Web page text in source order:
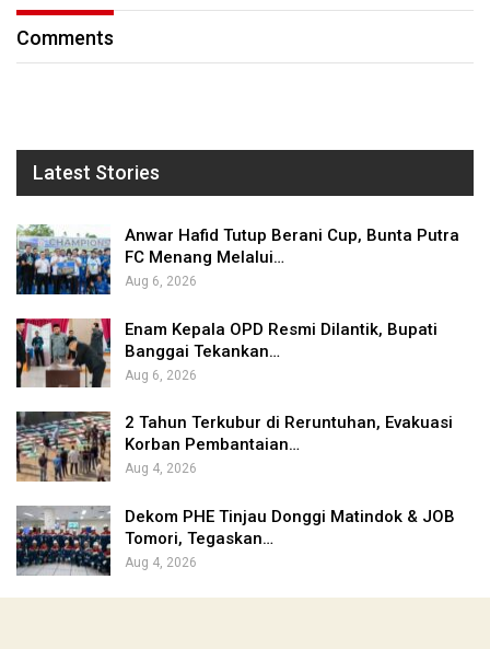
Comments
Latest Stories
Anwar Hafid Tutup Berani Cup, Bunta Putra
FC Menang Melalui…
Aug 6, 2026
Enam Kepala OPD Resmi Dilantik, Bupati
Banggai Tekankan…
Aug 6, 2026
2 Tahun Terkubur di Reruntuhan, Evakuasi
Korban Pembantaian…
Aug 4, 2026
Dekom PHE Tinjau Donggi Matindok & JOB
Tomori, Tegaskan…
Aug 4, 2026